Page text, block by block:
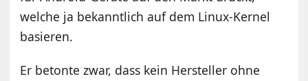
welche ja bekanntlich auf dem Linux-Kernel
basieren.
Er betonte zwar, dass kein Hersteller ohne